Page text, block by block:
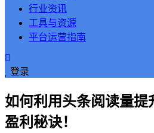
行业资讯
工具与资源
平台运营指南
登录
如何利用头条阅读量提
盈利秘诀！